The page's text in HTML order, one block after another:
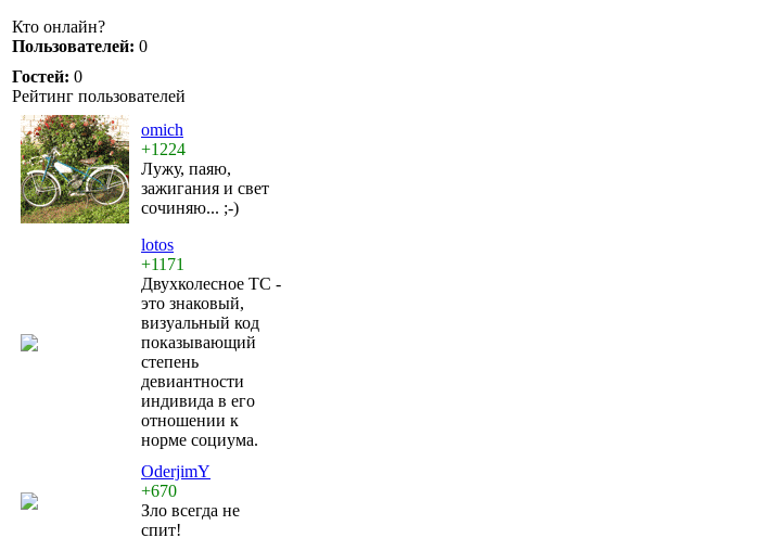
Кто онлайн?
Пользователей: 0
Гостей: 0
Рейтинг пользователей
omich
+1224
Лужу, паяю,
зажигания и свет
сочиняю... ;-)
lotos
+1171
Двухколесное ТС -
это знаковый,
визуальный код
показывающий
степень
девиантности
индивида в его
отношении к
норме социума.
OderjimY
+670
Зло всегда не
спит!